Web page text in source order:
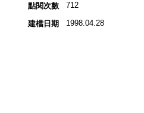
點閱次數 712
建檔日期 1998.04.28